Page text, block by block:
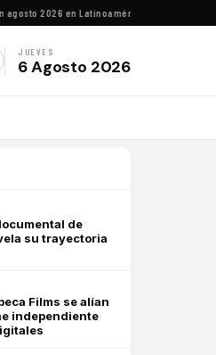
2026 en Latinoamérica·Estrenos de
JUEVES
6 Agosto 2026
de
su trayectoria
Films se alían
independiente